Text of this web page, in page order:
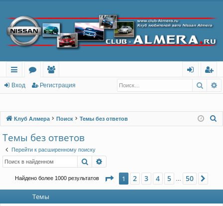
с
лк
о
м
ол
ов
ел
и
ег
тр
Вход Регистрация
Клуб Алмера Поиск Темы без ответов
Темы без ответов
Перейти к расширенному поиску
Поиск
Найдено более 1000 результатов Страница из 50
1 2 3 4 5 50
Темы